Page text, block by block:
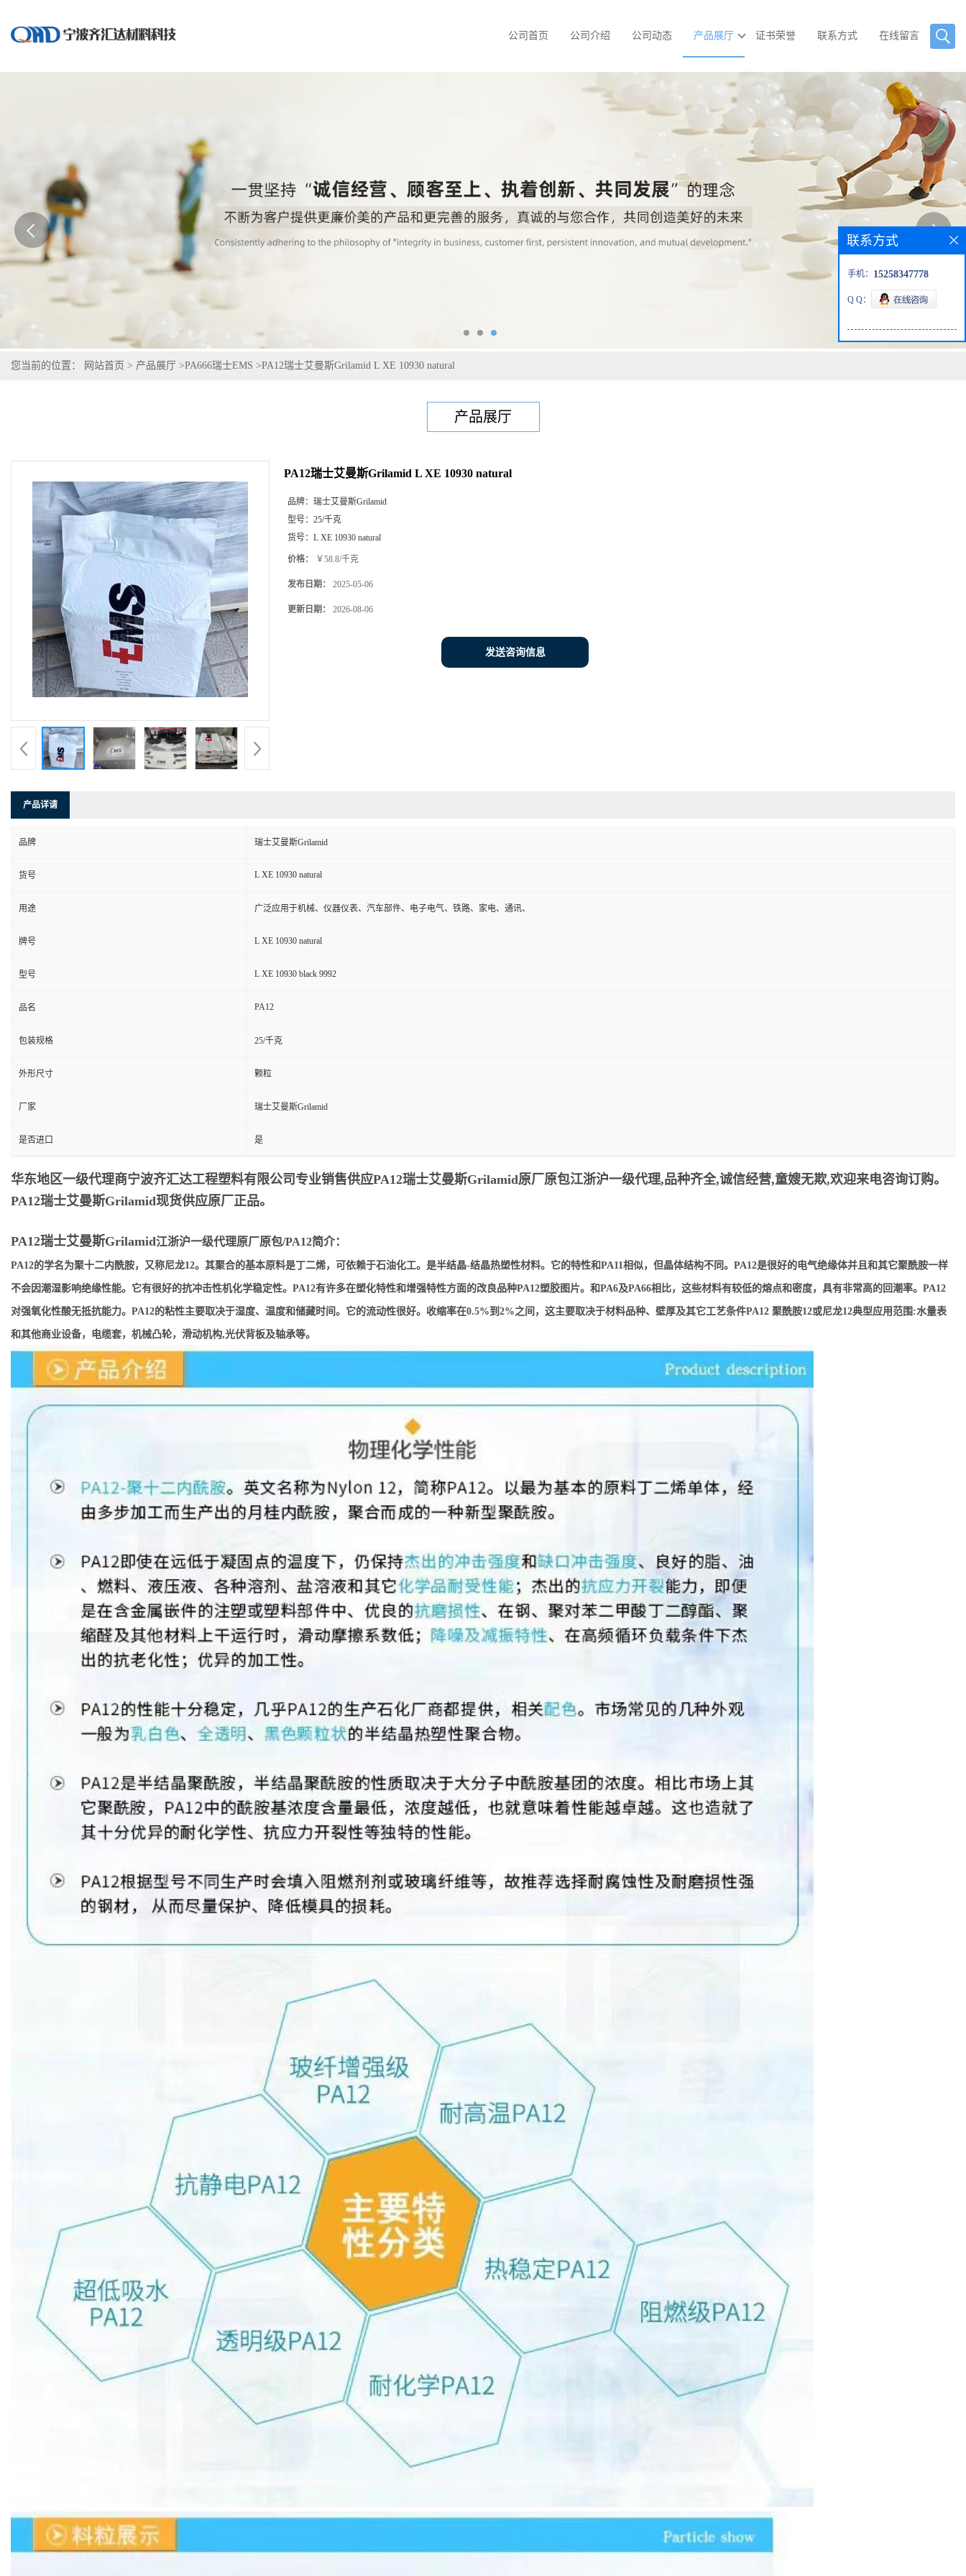
公司首页 公司介绍 公司动态 产品展厅 证书荣誉 联系方式 在线留言
您当前的位置： 网站首页 > 产品展厅 >PA666瑞士EMS >PA12瑞士艾曼斯Grilamid L XE 10930 natural
产品展厅
PA12瑞士艾曼斯Grilamid L XE 10930 natural
品牌： 瑞士艾曼斯Grilamid
型号： 25/千克
货号： L XE 10930 natural
价格： ￥58.8/千克
发布日期： 2025-05-06
更新日期： 2026-08-06
发送咨询信息
产品详请
品牌 瑞士艾曼斯Grilamid
货号 L XE 10930 natural
用途 广泛应用于机械、仪器仪表、汽车部件、电子电气、铁路、家电、通讯、
牌号 L XE 10930 natural
型号 L XE 10930 black 9992
品名 PA12
包装规格 25/千克
外形尺寸 颗粒
厂家 瑞士艾曼斯Grilamid
是否进口 是
华东地区一级代理商宁波齐汇达工程塑料有限公司专业销售供应PA12瑞士艾曼斯Grilamid原厂原包江浙沪一级代理,品种齐全,诚信经营,童嫂无欺,欢迎来电咨询订购。
PA12瑞士艾曼斯Grilamid现货供应原厂正品。
PA12瑞士艾曼斯Grilamid江浙沪一级代理原厂原包/PA12简介：
PA12的学名为聚十二内酰胺，又称尼龙12。其聚合的基本原料是丁二烯，可依赖于石油化工。是半结晶-结晶热塑性材料。它的特性和PA11相似，但晶体结构不同。PA12是很好的电气绝缘体并且和其它聚酰胺一样
不会因潮湿影响绝缘性能。它有很好的抗冲击性机化学稳定性。PA12有许多在塑化特性和增强特性方面的改良品种PA12塑胶图片。和PA6及PA66相比，这些材料有较低的熔点和密度，具有非常高的回潮率。PA12
对强氧化性酸无抵抗能力。PA12的粘性主要取决于湿度、温度和储藏时间。它的流动性很好。收缩率在0.5%到2%之间，这主要取决于材料品种、壁厚及其它工艺条件PA12 聚酰胺12或尼龙12典型应用范围:水量表
和其他商业设备，电缆套，机械凸轮，滑动机构,光伏背板及轴承等。
联系方式
手机： 15258347778
Q Q：